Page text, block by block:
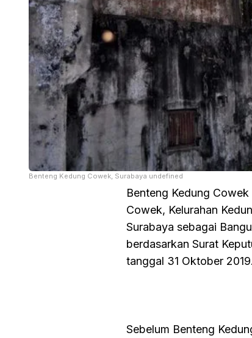
Benteng Kedung Cowek, Surabaya undefined
Benteng Kedung
Cowek, Kelurahan
Surabaya sebagai
berdasarkan Surat
tanggal 31 Oktober 2019.
Sebelum Benteng